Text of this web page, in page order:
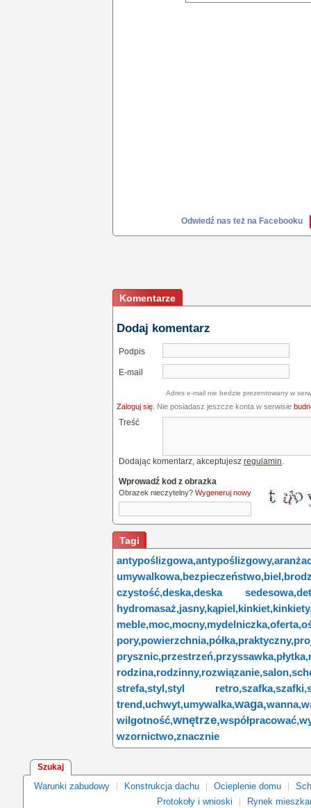
Odwiedź nas też na Facebooku
Komentarze
Dodaj komentarz
Podpis
E-mail
Adres e-mail nie bedzie prezentowany w
Zaloguj się . Nie posiadasz jeszcze konta w serwisie
Treść
Dodając komentarz, akceptujesz regulamin.
Wprowadź kod z obrazka
Obrazek nieczytelny? Wygeneruj nowy
Tagi
antypoślizgowa,antypoślizgowy,
umywalkowa,bezpieczeństwo,biel,
czystość,deska,deska sedesowa,
hydromasaż,jasny,kąpiel,kinkiet,
meble,moc,mocny,mydelniczka,oferta,
pory,powierzchnia,półka,praktyczny,
prysznic,przestrzeń,przyssawka,płytka,
rodzina,rodzinny,rozwiązanie,salon,
strefa,styl,styl retro,szafka,szafki,
trend,uchwyt,umywalka,waga,wanna,
wilgotność,wnętrze,współpracować,
wzornictwo,znacznie
Szukaj
Warunki zabudowy Konstrukcja dachu Ocieplenie domu
Protokoły i wnioski
Rynek